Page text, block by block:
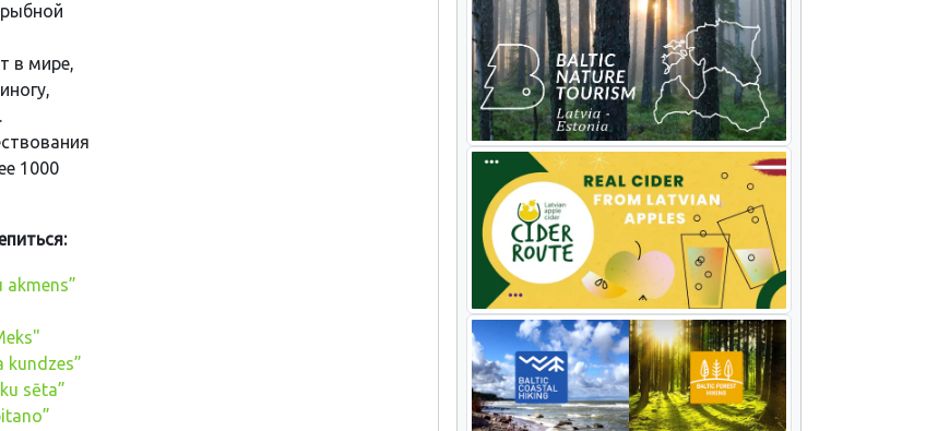
в мире,
1000
akmens”
kundzes”
sēta”